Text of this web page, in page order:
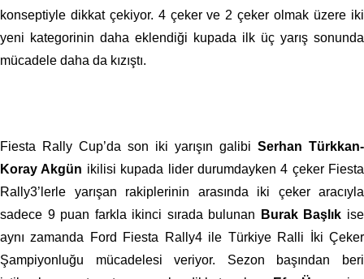
konseptiyle dikkat çekiyor. 4 çeker ve 2 çeker olmak üzere iki
yeni kategorinin daha eklendiği kupada ilk üç yarış sonunda
mücadele daha da kızıştı.
Fiesta Rally Cup’da son iki yarışın galibi Serhan Türkkan-
Koray Akgün ikilisi kupada lider durumdayken 4 çeker Fiesta
Rally3’lerle yarışan rakiplerinin arasında iki çeker aracıyla
sadece 9 puan farkla ikinci sırada bulunan
Burak Başlık ise
aynı zamanda Ford Fiesta Rally4 ile Türkiye Ralli İki Çeker
Şampiyonluğu mücadelesi veriyor. Sezon başından beri